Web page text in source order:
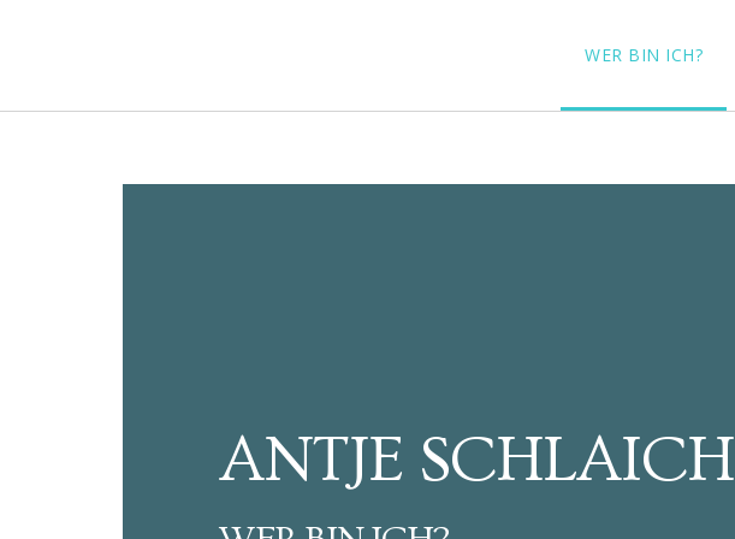
WER BIN ICH?
ANTJE SCHLAICH